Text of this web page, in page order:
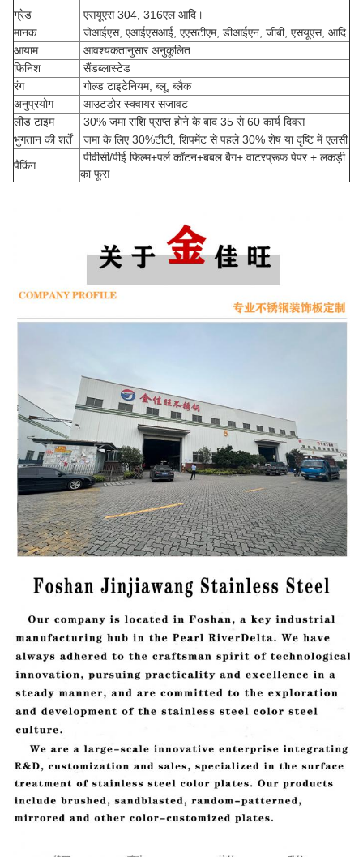
ग्रेड
एसयूएस 304, 316एल आदि।
मानक
जेआईएस, एआईएसआई, एएसटीएम, डीआईएन, जीबी, एसयूएस, आदि
आयाम
आवश्यकतानुसार अनुकूलित
फिनिश
सैंडब्लास्टेड
रंग
गोल्ड टाइटेनियम, ब्लू, ब्लैक
अनुप्रयोग
आउटडोर स्क्वायर सजावट
लीड टाइम
30% जमा राशि प्राप्त होने के बाद 35 से 60 कार्य दिवस
भुगतान की शर्तें
जमा के लिए 30%टीटी, शिपमेंट से पहले 30% शेष या दृष्टि में एलसी
पैकिंग
पीवीसी/पीई फिल्म+पर्ल कॉटन+बबल बैग+ वाटरप्रूफ पेपर + लकड़ी
का फूस